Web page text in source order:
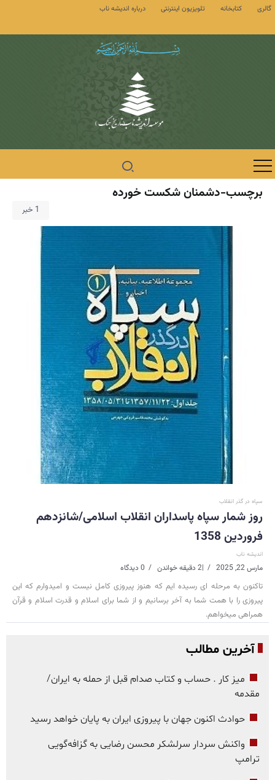
گالری کتابخانه تلویزیون اینترنتی درباره اندیشه ناب
برچسب-دشمنان شکست خورده
1 خبر
سپاه در گذر انقلاب
روز شمار سپاه پاسداران انقلاب اسلامی/شانزدهم
فروردین 1358
اندیشه ناب
مارس 22, 2025 |2 دقیقه خواندن 0 دیدگاه
تاکنون به مرحله ای رسیده ایم که هنوز پیروزی کامل نیست و امیدوارم که این
پیروزی را با همت شما به آخر برسانیم و از شما برای اسلام و قدرت اسلام و قرآن
همراهی میخواهم.
آخرین مطالب
میز کار . حساب و کتاب صدام قبل از حمله به ایران/
مقدمه
حوادث اکنون جهان با پیروزی ایران به پایان خواهد رسید
واکنش سردار سرلشکر محسن رضایی به گزافه‌گویی
ترامپ